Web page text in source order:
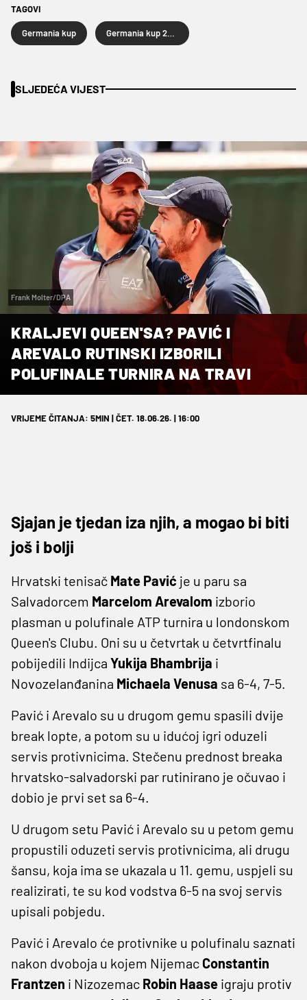
TAGOVI
Germania kup
SLJEDEĆA VIJEST
Frank Molter/DPA
KRALJEVI QUEEN'SA? PAVIĆ I
AREVALO RUTINSKI IZBORILI
POLUFINALE TURNIRA NA TRAVI
VRIJEME ČITANJA: 5MIN | ČET. 18.06.26. | 16:00
Sjajan je tjedan iza njih, a mogao bi biti
još i bolji
Hrvatski tenisač Mate Pavić je u paru sa
Salvadorcem Marcelom Arevalom izborio
plasman u polufinale ATP turnira u londonskom
Queen's Clubu. Oni su u četvrtak u četvrtfinalu
pobijedili Indijca Yukija Bhambrija i
Novozelanđanina Michaela Venusa sa 6-4, 7-5.
Pavić i Arevalo su u drugom gemu spasili dvije
break lopte, a potom su u idućoj igri oduzeli
servis protivnicima. Stečenu prednost breaka
hrvatsko-salvadorski par rutinirano je očuvao i
dobio je prvi set sa 6-4.
U drugom setu Pavić i Arevalo su u petom gemu
propustili oduzeti servis protivnicima, ali drugu
šansu, koja ima se ukazala u 11. gemu, uspjeli su
realizirati, te su kod vodstva 6-5 na svoj servis
upisali pobjedu.
Pavić i Arevalo će protivnike u polufinalu saznati
nakon dvoboja u kojem Nijemac Constantin
Frantzen i Nizozemac Robin Haase igraju protiv